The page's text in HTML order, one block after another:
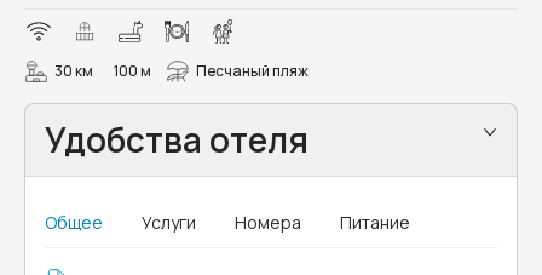
30 км 100 м Песчаный пляж
Удобства отеля
Общее Услуги Номера Питание